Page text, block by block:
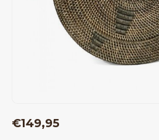
Decoratie op Standaard
€149,95